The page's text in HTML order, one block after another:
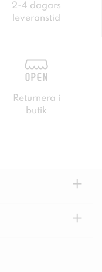
2-4 dagars
leveranstid
Returnera i
butik
+
+